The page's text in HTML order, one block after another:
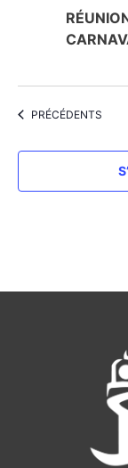
ÉVÈNEMENTS
PRÉCÉDENTS